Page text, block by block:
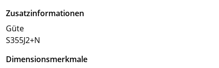
Zusatzinformationen
Güte
S355J2+N
Dimensionsmerkmale